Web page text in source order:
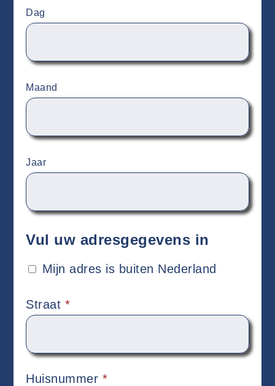
Dag
Maand
Jaar
Vul uw adresgegevens in
Mijn adres is buiten Nederland
Straat *
Huisnummer *